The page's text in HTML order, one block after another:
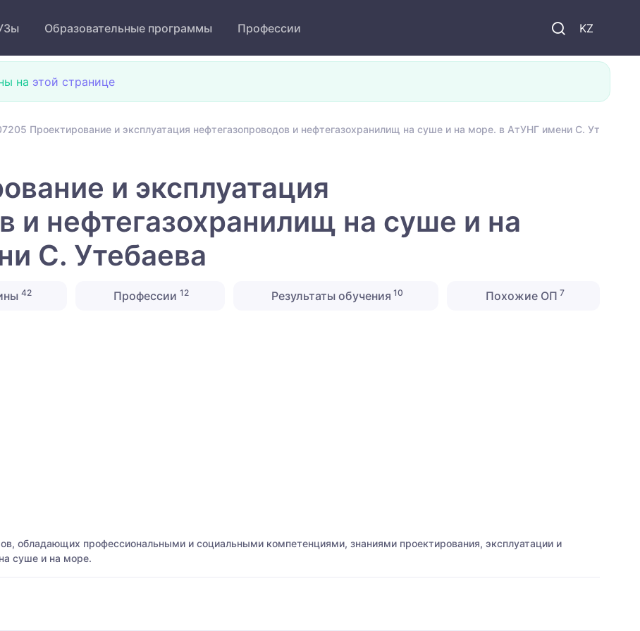
KZ
Образовательные программы Профессии
на этой странице
Проектирование и эксплуатация нефтегазопроводов и нефтегазохранилищ на суше и на море. в АтУНГ имени С. Утебаева
и эксплуатация
и нефтегазохранилищ на суше и на
С. Утебаева
42 Профессии12 Результаты обучения 10 Похожие ОП 7
обладающих профессиональными и социальными компетенциями, знаниями проектирования, эксплуатации и
суше и на море.